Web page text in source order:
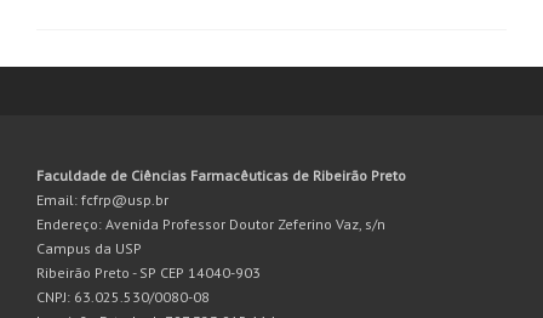
Faculdade de Ciências Farmacêuticas de Ribeirão Preto
Email: fcfrp@usp.br
Endereço: Avenida Professor Doutor Zeferino Vaz, s/n
Campus da USP
Ribeirão Preto - SP CEP 14040-903
CNPJ: 63.025.530/0080-08